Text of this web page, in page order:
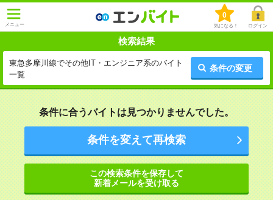
メニュー
0
気になる！ ログイン
検索結果
東急多摩川線でその他IT・エンジニア系のバイト
一覧
条件の変更
条件に合うバイトは見つかりませんでした。
条件を変えて再検索
この検索条件を保存して
新着メールを受け取る